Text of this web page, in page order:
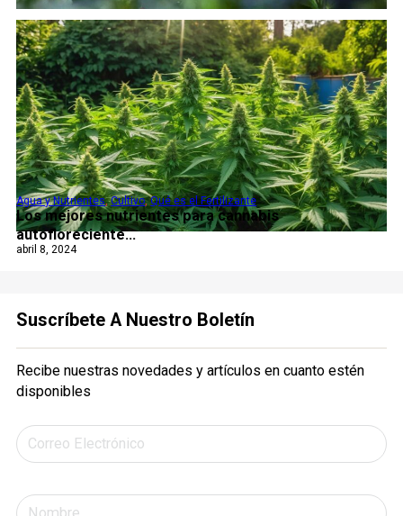
Los mejores nutrientes para cannabis
autofloreciente...
Agua y Nutrientes,Cultivo,Qué es el Fertilizante
abril 8, 2024
Suscríbete A Nuestro Boletín
Recibe nuestras novedades y artículos en cuanto estén
disponibles